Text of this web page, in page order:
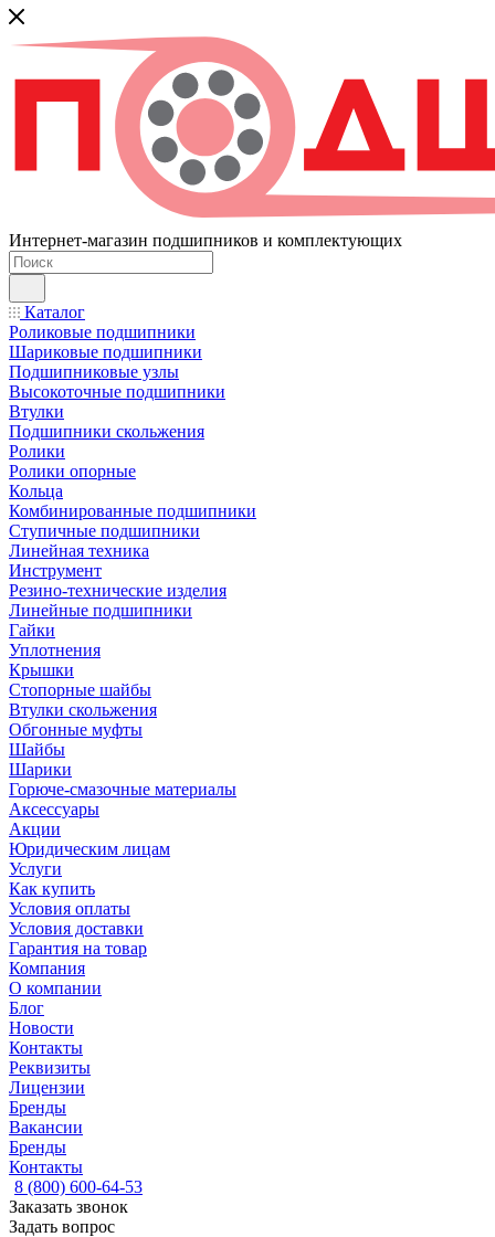
Интернет-магазин подшипников и комплектующих
Каталог
Роликовые подшипники
Шариковые подшипники
Подшипниковые узлы
Высокоточные подшипники
Втулки
Подшипники скольжения
Ролики
Ролики опорные
Кольца
Комбинированные подшипники
Ступичные подшипники
Линейная техника
Инструмент
Резино-технические изделия
Линейные подшипники
Гайки
Уплотнения
Крышки
Стопорные шайбы
Втулки скольжения
Обгонные муфты
Шайбы
Шарики
Горюче-смазочные материалы
Аксессуары
Акции
Юридическим лицам
Услуги
Как купить
Условия оплаты
Условия доставки
Гарантия на товар
Компания
О компании
Блог
Новости
Контакты
Реквизиты
Лицензии
Бренды
Вакансии
Бренды
Контакты
8 (800) 600-64-53
Заказать звонок
Задать вопрос